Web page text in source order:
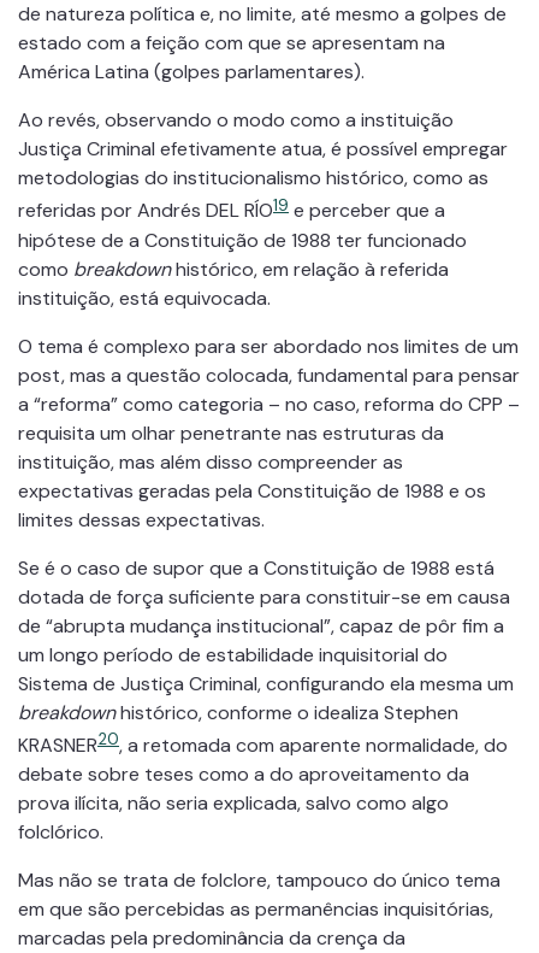
de natureza política e, no limite, até mesmo a golpes de
estado com a feição com que se apresentam na
América Latina (golpes parlamentares).
Ao revés, observando o modo como a instituição
Justiça Criminal efetivamente atua, é possível empregar
metodologias do institucionalismo histórico, como as
referidas por Andrés DEL RÍO19 e perceber que a
hipótese de a Constituição de 1988 ter funcionado
como breakdownhistórico, em relação à referida
instituição, está equivocada.
O tema é complexo para ser abordado nos limites de um
post, mas a questão colocada, fundamental para pensar
a “reforma” como categoria – no caso, reforma do CPP –
requisita um olhar penetrante nas estruturas da
instituição, mas além disso compreender as
expectativas geradas pela Constituição de 1988 e os
limites dessas expectativas.
Se é o caso de supor que a Constituição de 1988 está
dotada de força suficiente para constituir-se em causa
de “abrupta mudança institucional”, capaz de pôr fim a
um longo período de estabilidade inquisitorial do
Sistema de Justiça Criminal, configurando ela mesma um
breakdownhistórico, conforme o idealiza Stephen
KRASNER20, a retomada com aparente normalidade, do
debate sobre teses como a do aproveitamento da
prova ilícita, não seria explicada, salvo como algo
folclórico.
Mas não se trata de folclore, tampouco do único tema
em que são percebidas as permanências inquisitórias,
marcadas pela predominância da crença da